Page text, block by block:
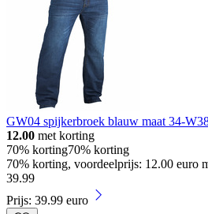
GW04 spijkerbroek blauw maat 34-
12.00 met korting
70% korting70% korting
70% korting, voordeelprijs: 12.00 euro
39.99
Prijs: 39.99 euro